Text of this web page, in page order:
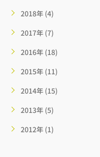
2018年 (4)
2017年 (7)
2016年 (18)
2015年 (11)
2014年 (15)
2013年 (5)
2012年 (1)